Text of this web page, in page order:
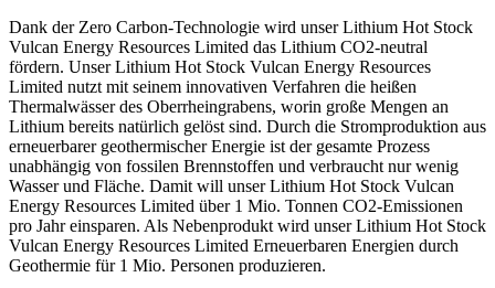
Dank der Zero Carbon-Technologie wird unser Lithium Hot Stock
Vulcan Energy Resources Limited das Lithium CO2-neutral
fördern. Unser Lithium Hot Stock Vulcan Energy Resources
Limited nutzt mit seinem innovativen Verfahren die heißen
Thermalwässer des Oberrheingrabens, worin große Mengen an
Lithium bereits natürlich gelöst sind. Durch die Stromproduktion aus
erneuerbarer geothermischer Energie ist der gesamte Prozess
unabhängig von fossilen Brennstoffen und verbraucht nur wenig
Wasser und Fläche. Damit will unser Lithium Hot Stock Vulcan
Energy Resources Limited über 1 Mio. Tonnen CO2-Emissionen
pro Jahr einsparen. Als Nebenprodukt wird unser Lithium Hot Stock
Vulcan Energy Resources Limited Erneuerbaren Energien durch
Geothermie für 1 Mio. Personen produzieren.